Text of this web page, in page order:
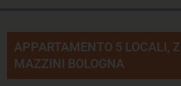
APPARTAMENTO 5 LOCALI,
MAZZINI BOLOGNA